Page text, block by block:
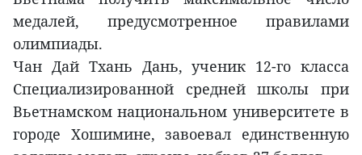
медалей, предусмотренное правилами
олимпиады.
Чан Дай Тхань Дань, ученик 12-го класса
Специализированной средней школы при
Вьетнамском национальном университете в
городе Хошимине, завоевал единственную